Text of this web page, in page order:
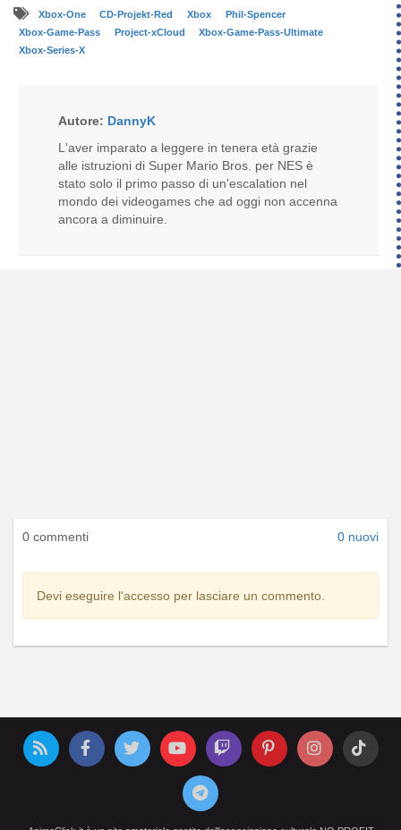
Xbox-One CD-Projekt-Red Xbox
Phil-Spencer
Xbox-Game-Pass
Project-xCloud
Xbox-Game-Pass-Ultimate
Xbox-Series-X
Autore: DannyK
L'aver imparato a leggere in tenera età grazie
alle istruzioni di Super Mario Bros. per NES è
stato solo il primo passo di un'escalation nel
mondo dei videogames che ad oggi non accenna
ancora a diminuire.
0 commenti 0 nuovi
Devi eseguire l'accesso per lasciare un commento.